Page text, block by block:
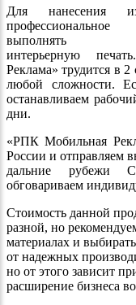
Для нанесения
выполнять
интерьерную
Реклама» трудится в
любой сложности.
останавливаем
дни.
«РПК Мобильная
России и отправляем
дальние рубежи
обговариваем
Стоимость данной
разной, но
материалах и
от надежных
но от этого зависит
расширение бизнеса